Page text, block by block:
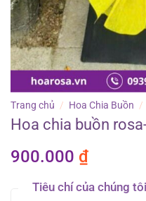
Trang chủ / Hoa Chia Buồn /
Hoa chia buồn
900.000 ₫
Tiêu chí của chúng tôi